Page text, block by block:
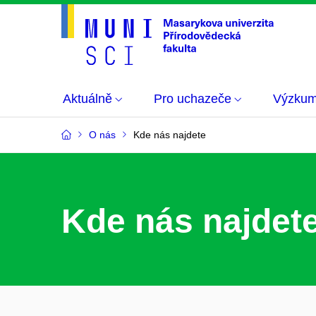
Aktuálně Pro uchazeče
O nás Kde nás najdete
Kde nás